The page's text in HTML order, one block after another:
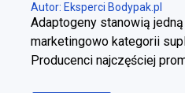
Autor: Eksperci Bodypak.pl
Adaptogeny stanowią
marketingowo kategorii
Producenci najczęściej